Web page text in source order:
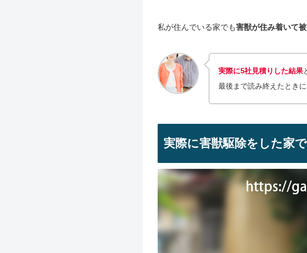
私が住んでいる家でも害獣が住み着いて
実際に5社見積りした結果
最後まで読み終えたとき
実際に害獣駆除をした家